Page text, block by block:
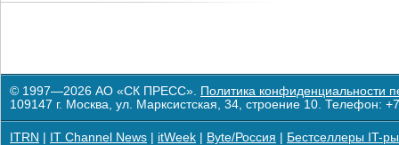
© 1997—2026 АО «СК ПРЕСС». Политика конфиденциальности
109147 г. Москва, ул. Марксистская, 34, строение 10. Телефон:
ITRN IT Channel News itWeek Byte/Россия Бестселлеры IT-